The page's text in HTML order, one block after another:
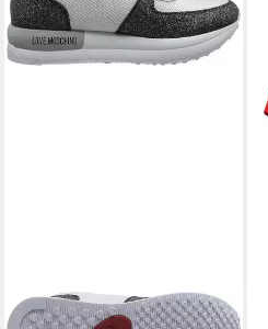
LOVE MOSCHINOLove